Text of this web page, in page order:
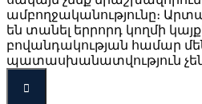
ամբողջականությունը։
են տանել երրորդ կողմի
բովանդակության համար
պատասխանատվություն